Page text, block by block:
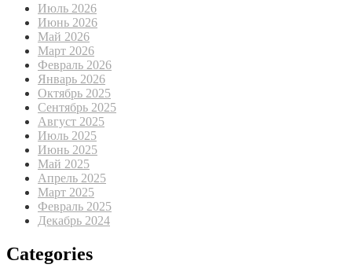
Июль 2026
Июнь 2026
Май 2026
Март 2026
Февраль 2026
Январь 2026
Октябрь 2025
Сентябрь 2025
Август 2025
Июль 2025
Июнь 2025
Май 2025
Апрель 2025
Март 2025
Февраль 2025
Декабрь 2024
Categories